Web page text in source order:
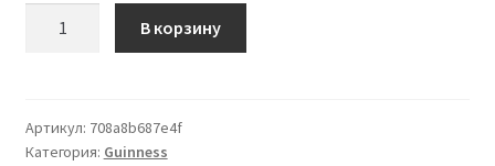
Pilsner
6Pk,
В корзину
Артикул: 708a8b687e4f
Категория: Guinness